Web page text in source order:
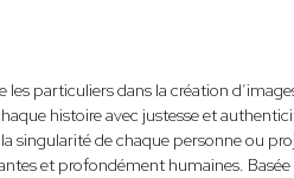
particuliers dans la création
histoire avec justesse et
de chaque personne ou
et profondément humaines.